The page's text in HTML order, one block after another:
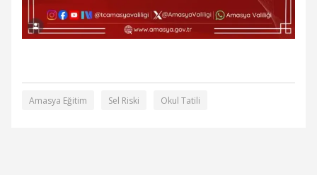
Amasya Eğitim Sel Riski Okul Tatili